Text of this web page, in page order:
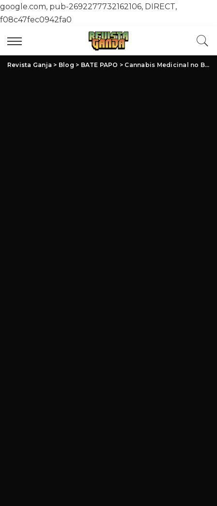
google.com, pub-2692277732162106, DIRECT,
f08c47fec0942fa0
Revista Ganja > Blog > BATE PAPO > Cannabis Medicinal no Brasil: Avanços, Desafios e Oportunidades